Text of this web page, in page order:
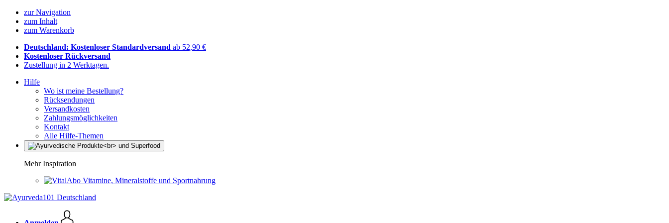
zur Navigation
zum Inhalt
zum Warenkorb
Deutschland: Kostenloser Standardversand ab 52,90 €
Kostenloser Rückversand
Zustellung in 2 Werktagen.
Hilfe
Wo ist meine Bestellung?
Rücksendungen
Versandkosten
Zahlungsmöglichkeiten
Kontakt
Alle Hilfe-Themen
Mehr Inspiration
Vitamine, Mineralstoffe und Sportnahrung